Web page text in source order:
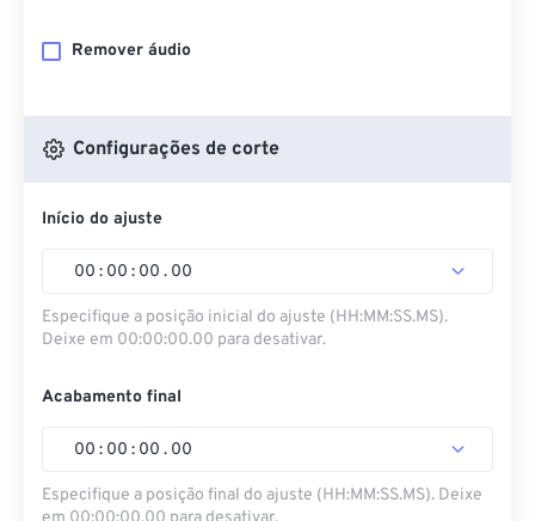
Remover áudio
Configurações de corte
Início do ajuste
00 : 00 : 00 . 00
Especifique a posição inicial do ajuste (HH:MM:SS.MS).
Deixe em 00:00:00.00 para desativar.
Acabamento final
00 : 00 : 00 . 00
Especifique a posição final do ajuste (HH:MM:SS.MS). Deixe